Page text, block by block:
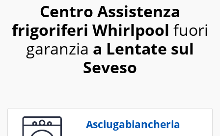
Centro Assistenza
frigoriferi Whirlpool fuori
garanzia a Lentate sul
Seveso
Asciugabiancheria